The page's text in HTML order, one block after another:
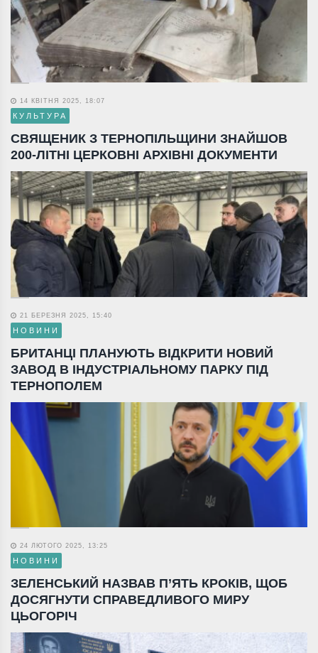
14 КВІТНЯ 2025, 18:07
КУЛЬТУРА
СВЯЩЕНИК З ТЕРНОПІЛЬЩИНИ ЗНАЙШОВ
200-ЛІТНІ ЦЕРКОВНІ АРХІВНІ ДОКУМЕНТИ
21 БЕРЕЗНЯ 2025, 15:40
НОВИНИ
БРИТАНЦІ ПЛАНУЮТЬ ВІДКРИТИ НОВИЙ
ЗАВОД В ІНДУСТРІАЛЬНОМУ ПАРКУ ПІД
ТЕРНОПОЛЕМ
24 ЛЮТОГО 2025, 13:25
НОВИНИ
ЗЕЛЕНСЬКИЙ НАЗВАВ П’ЯТЬ КРОКІВ, ЩОБ
ДОСЯГНУТИ СПРАВЕДЛИВОГО МИРУ
ЦЬОГОРІЧ